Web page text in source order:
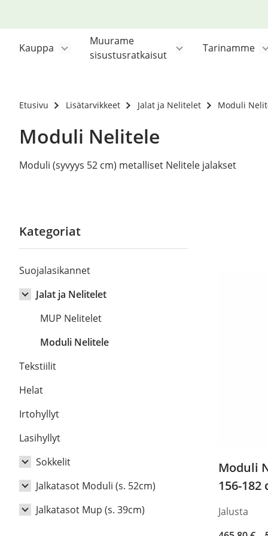
Kauppa
Muurame
sisustusratkaisut
Tarinamme
Etusivu Lisätarvikkeet Jalat ja Nelitelet Moduli
Moduli Nelitele
Moduli (syvyys 52 cm) metalliset Nelitele jalakset
Kategoriat
Suojalasikannet
Jalat ja Nelitelet
MUP Nelitelet
Moduli Nelitele
Tekstiilit
Helat
Irtohyllyt
Lasihyllyt
Sokkelit
Sokkelit Moduli
Sokkelit Mup
Jalkatasot Moduli (s. 52cm)
Jalkatasot Moduli Viiva
Jalkatasot Mup (s. 39cm)
Moduli
156-182
Jalusta